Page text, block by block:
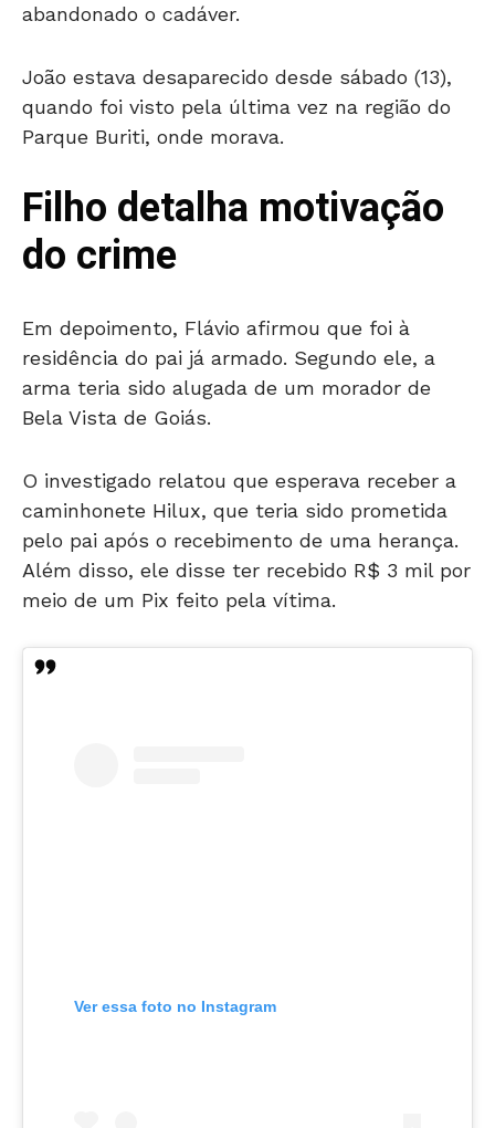
abandonado o cadáver.
João estava desaparecido desde sábado (13),
quando foi visto pela última vez na região do
Parque Buriti, onde morava.
Filho detalha motivação
do crime
Em depoimento, Flávio afirmou que foi à
residência do pai já armado. Segundo ele, a
arma teria sido alugada de um morador de
Bela Vista de Goiás.
O investigado relatou que esperava receber a
caminhonete Hilux, que teria sido prometida
pelo pai após o recebimento de uma herança.
Além disso, ele disse ter recebido R$ 3 mil por
meio de um Pix feito pela vítima.
Ver essa foto no Instagram